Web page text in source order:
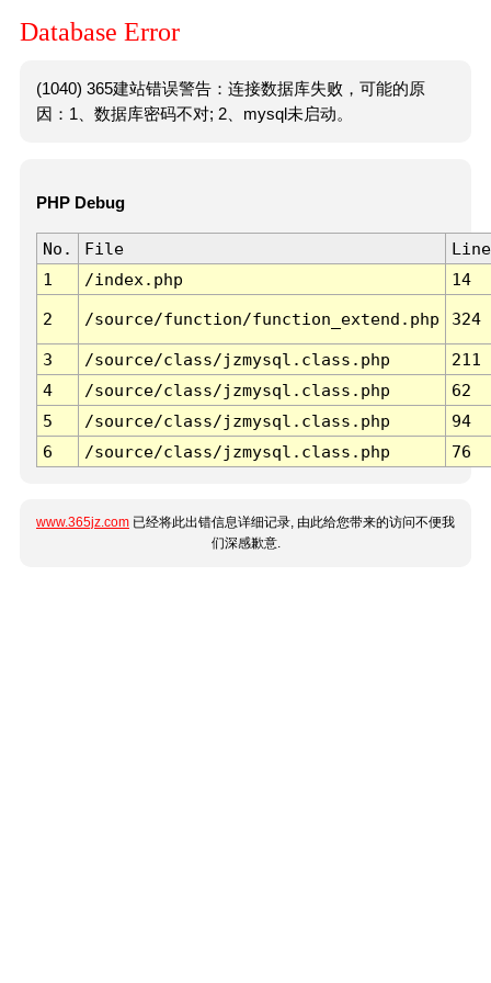
Database Error
(1040) 365建站错误警告：连接数据库失败，可能的原
因：1、数据库密码不对; 2、mysql未启动。
PHP Debug
No. File
Line
1
/index.php 14
2 /source/function/function_extend.php 324
3 /source/class/jzmysql.class.php
211
4
/source/class/jzmysql.class.php
62
5
/source/class/jzmysql.class.php
94
6
/source/class/jzmysql.class.php 76
www.365jz.com 已经将此出错信息详细记录, 由此给您带来的访问不便我
们深感歉意.